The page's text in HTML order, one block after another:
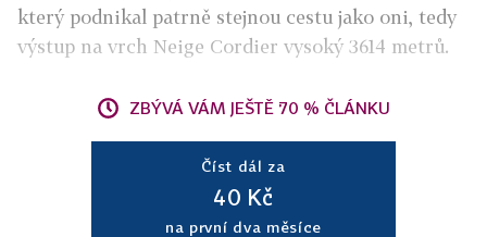
který podnikal patrně stejnou cestu jako oni, tedy
výstup na vrch Neige Cordier vysoký 3614 metrů.
ZBÝVÁ VÁM JEŠTĚ 70 % ČLÁNKU
Číst dál za
40 Kč
na první dva měsíce